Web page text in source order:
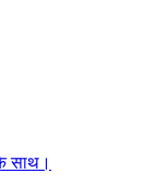
साथ।